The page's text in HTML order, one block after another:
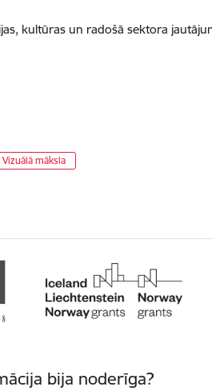
kultūras un radošā sektora
Vizuālā māksla
bija noderīga?